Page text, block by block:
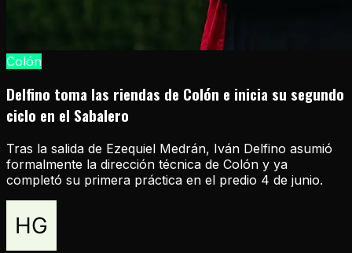
Colón
Delfino toma las riendas de Colón e inicia su segundo
ciclo en el Sabalero
Tras la salida de Ezequiel Medrán, Iván Delfino asumió
formalmente la dirección técnica de Colón y ya
completó su primera práctica en el predio 4 de junio.